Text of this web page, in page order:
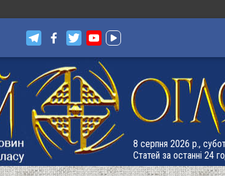
8 серпня 2026 р.,
Статей за останні 24